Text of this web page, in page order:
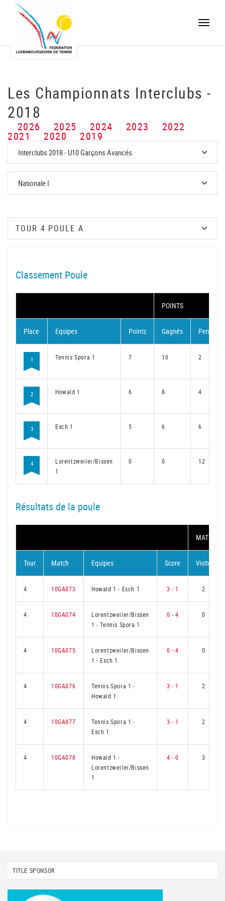
Toggle
Les Championnats Interclubs -
2018
2026 2025 2024 2023 2022
2021 2020 2019
Classement Poule
POINTS
Place Equipes Points Gagnés Perdus
1 Tennis Spora 1 7 10 2
2 Howald 1 6 8 4
3 Esch 1 5 6 6
4
Lorentzweiler/Bissen
1
0 0 12
Résultats de la poule
MATCH
Tour Match Equipes Score Visité
4 10GA073 Howald 1- Esch 1 3 - 1 2
4 10GA074
Lorentzweiler/Bissen
1-Tennis Spora 1
0 - 4 0
4 10GA075
Lorentzweiler/Bissen
1- Esch 1
0 - 4 0
4 10GA076 Tennis Spora 1 -
Howald 1
3 - 1 2
4 10GA077 Tennis Spora 1 -
Esch 1
3 - 1 2
4 10GA078 Howald 1-
Lorentzweiler/Bissen
1
4 - 0 3
TITLE SPONSOR